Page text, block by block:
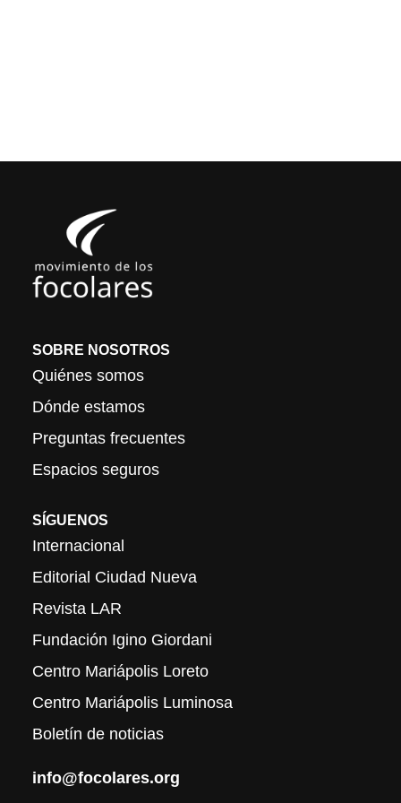
SOBRE NOSOTROS
Quiénes somos
Dónde estamos
Preguntas frecuentes
Espacios seguros
SÍGUENOS
Internacional
Editorial Ciudad Nueva
Revista LAR
Fundación Igino Giordani
Centro Mariápolis Loreto
Centro Mariápolis Luminosa
Boletín de noticias
info@focolares.org